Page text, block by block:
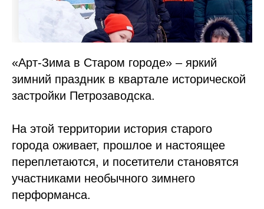
«Арт-Зима в Старом городе» – яркий
зимний праздник в квартале исторической
застройки Петрозаводска.
На этой территории история старого
города оживает, прошлое и настоящее
переплетаются, и посетители становятся
участниками необычного зимнего
перформанса.